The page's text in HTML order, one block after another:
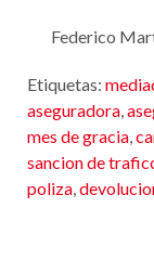
Federico
Etiquetas:
aseguradora,
mes de gracia,
sancion de
poliza,